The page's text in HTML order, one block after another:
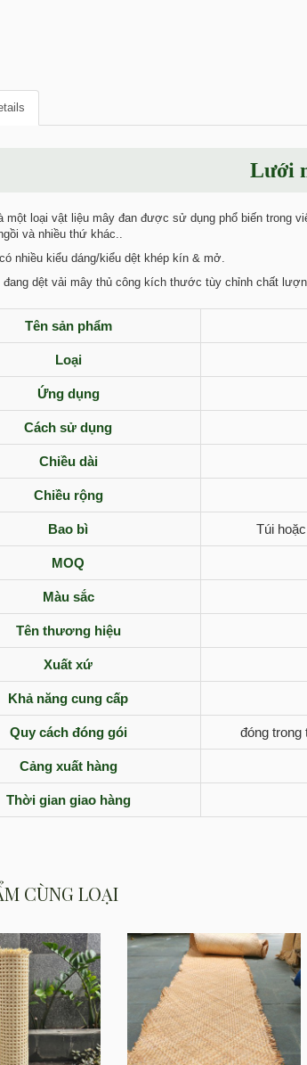
Lưới
một loại vật liệu mây đan được sử dụng phổ biến trong
và nhiều thứ khác..
nhiều kiểu dáng/kiểu dệt khép kín & mở.
dệt vải mây thủ công kích thước tùy chỉnh chất
Tên sản phẩm
Loại
Ứng dụng
Cách sử dụng
Chiều dài
Chiều rộng
Bao bì Túi
MOQ
Màu sắc
Tên thương hiệu
Xuất xứ
Khả năng cung cấp
Quy cách đóng gói đóng trong
Cảng xuất hàng
Thời gian giao hàng
CÙNG LOẠI